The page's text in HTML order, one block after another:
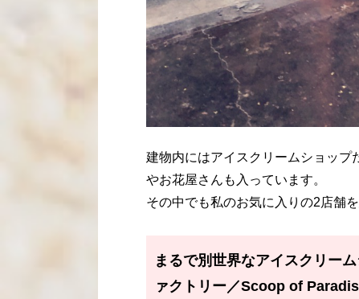
建物内にはアイスクリームショップ
やお花屋さんも入っています。
その中でも私のお気に入りの2店舗を
まるで別世界なアイスクリー
ァクトリー／Scoop of